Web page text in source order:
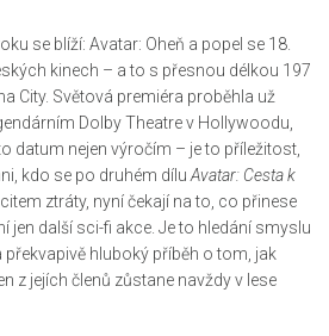
se blíží: Avatar: Oheň a popel se 18.
kinech – a to s přesnou délkou 197
City. Světová premiéra proběhla už
Dolby Theatrev Hollywoodu,
datum nejen výročím – je to příležitost,
kdo se po druhém dílu Avatar: Cesta k
ztráty, nyní čekají na to, co přinese
jen další sci-fi akce. Je to hledání smyslu
hluboký příběh o tom, jak
z jejích členů zůstane navždy v lese